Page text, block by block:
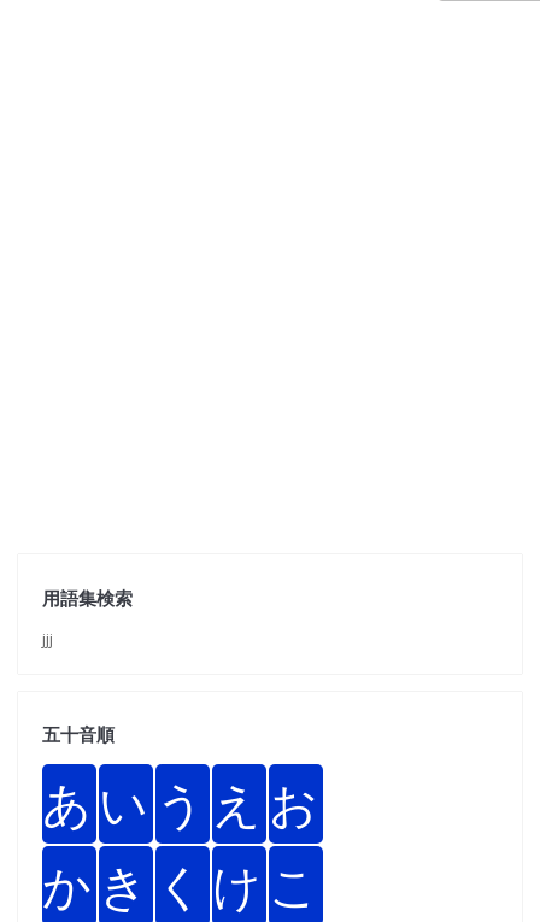
用語集検索
jjj
五十音順
あ い う え お
か き く け こ